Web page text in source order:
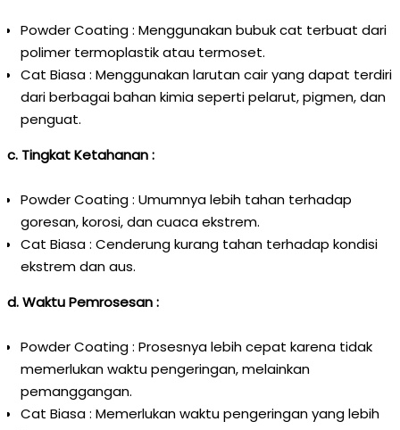
Powder Coating : Menggunakan bubuk cat terbuat dari
polimer termoplastik atau termoset.
Cat Biasa : Menggunakan larutan cair yang dapat terdiri
dari berbagai bahan kimia seperti pelarut, pigmen, dan
penguat.
c. Tingkat Ketahanan :
Powder Coating : Umumnya lebih tahan terhadap
goresan, korosi, dan cuaca ekstrem.
Cat Biasa : Cenderung kurang tahan terhadap kondisi
ekstrem dan aus.
d. Waktu Pemrosesan :
Powder Coating : Prosesnya lebih cepat karena tidak
memerlukan waktu pengeringan, melainkan
pemanggangan.
Cat Biasa : Memerlukan waktu pengeringan yang lebih